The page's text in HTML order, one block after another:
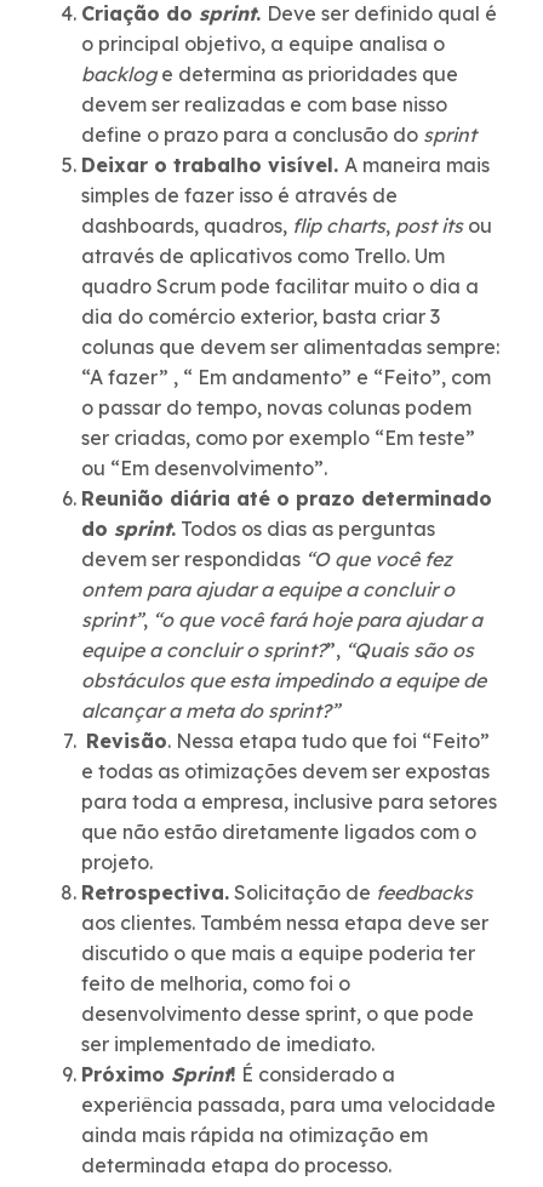
Criação do sprint. Deve ser definido qual é
o principal objetivo, a equipe analisa o
backlog e determina as prioridades que
devem ser realizadas e com base nisso
define o prazo para a conclusão do sprint
Deixar o trabalho visível. A maneira mais
simples de fazer isso é através de
dashboards, quadros, flip charts, post itsou
através de aplicativos como Trello. Um
quadro Scrum pode facilitar muito o dia a
dia do comércio exterior, basta criar 3
colunas que devem ser alimentadas sempre:
“A fazer” , “ Em andamento” e “Feito”, com
o passar do tempo, novas colunas podem
ser criadas, como por exemplo “Em teste”
ou “Em desenvolvimento”.
Reunião diária até o prazo determinado
do sprint. Todos os dias as perguntas
devem ser respondidas “O que você fez
ontem para ajudar a equipe a concluir o
sprint”, “o que você fará hoje para ajudar a
equipe a concluir o sprint?”, “Quais são os
obstáculos que esta impedindo a equipe de
alcançar a meta do sprint?”
Revisão. Nessa etapa tudo que foi “Feito”
e todas as otimizações devem ser expostas
para toda a empresa, inclusive para setores
que não estão diretamente ligados com o
projeto.
Retrospectiva. Solicitação de feedbacks
aos clientes. Também nessa etapa deve ser
discutido o que mais a equipe poderia ter
feito de melhoria, como foi o
desenvolvimento desse sprint, o que pode
ser implementado de imediato.
Próximo Sprint! É considerado a
experiência passada, para uma velocidade
ainda mais rápida na otimização em
determinada etapa do processo.